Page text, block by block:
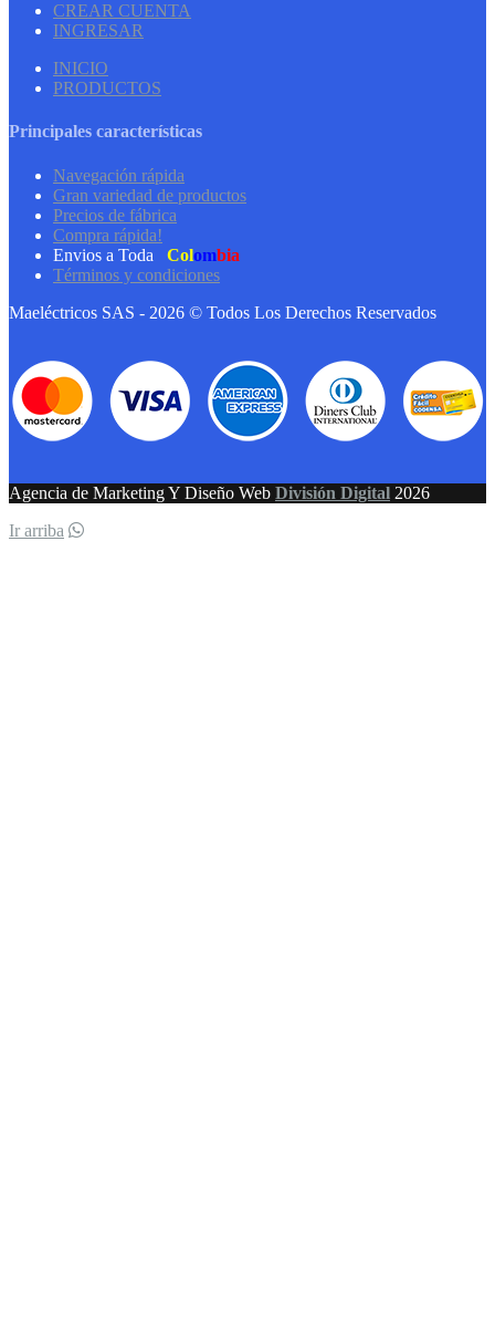
CREAR CUENTA
INGRESAR
INICIO
PRODUCTOS
Principales características
Navegación rápida
Gran variedad de productos
Precios de fábrica
Compra rápida!
Envios a Toda
Colombia
Términos y condiciones
Maeléctricos SAS - 2026 © Todos Los Derechos Reservados
Agencia de Marketing Y Diseño Web División Digital 2026
Ir arriba